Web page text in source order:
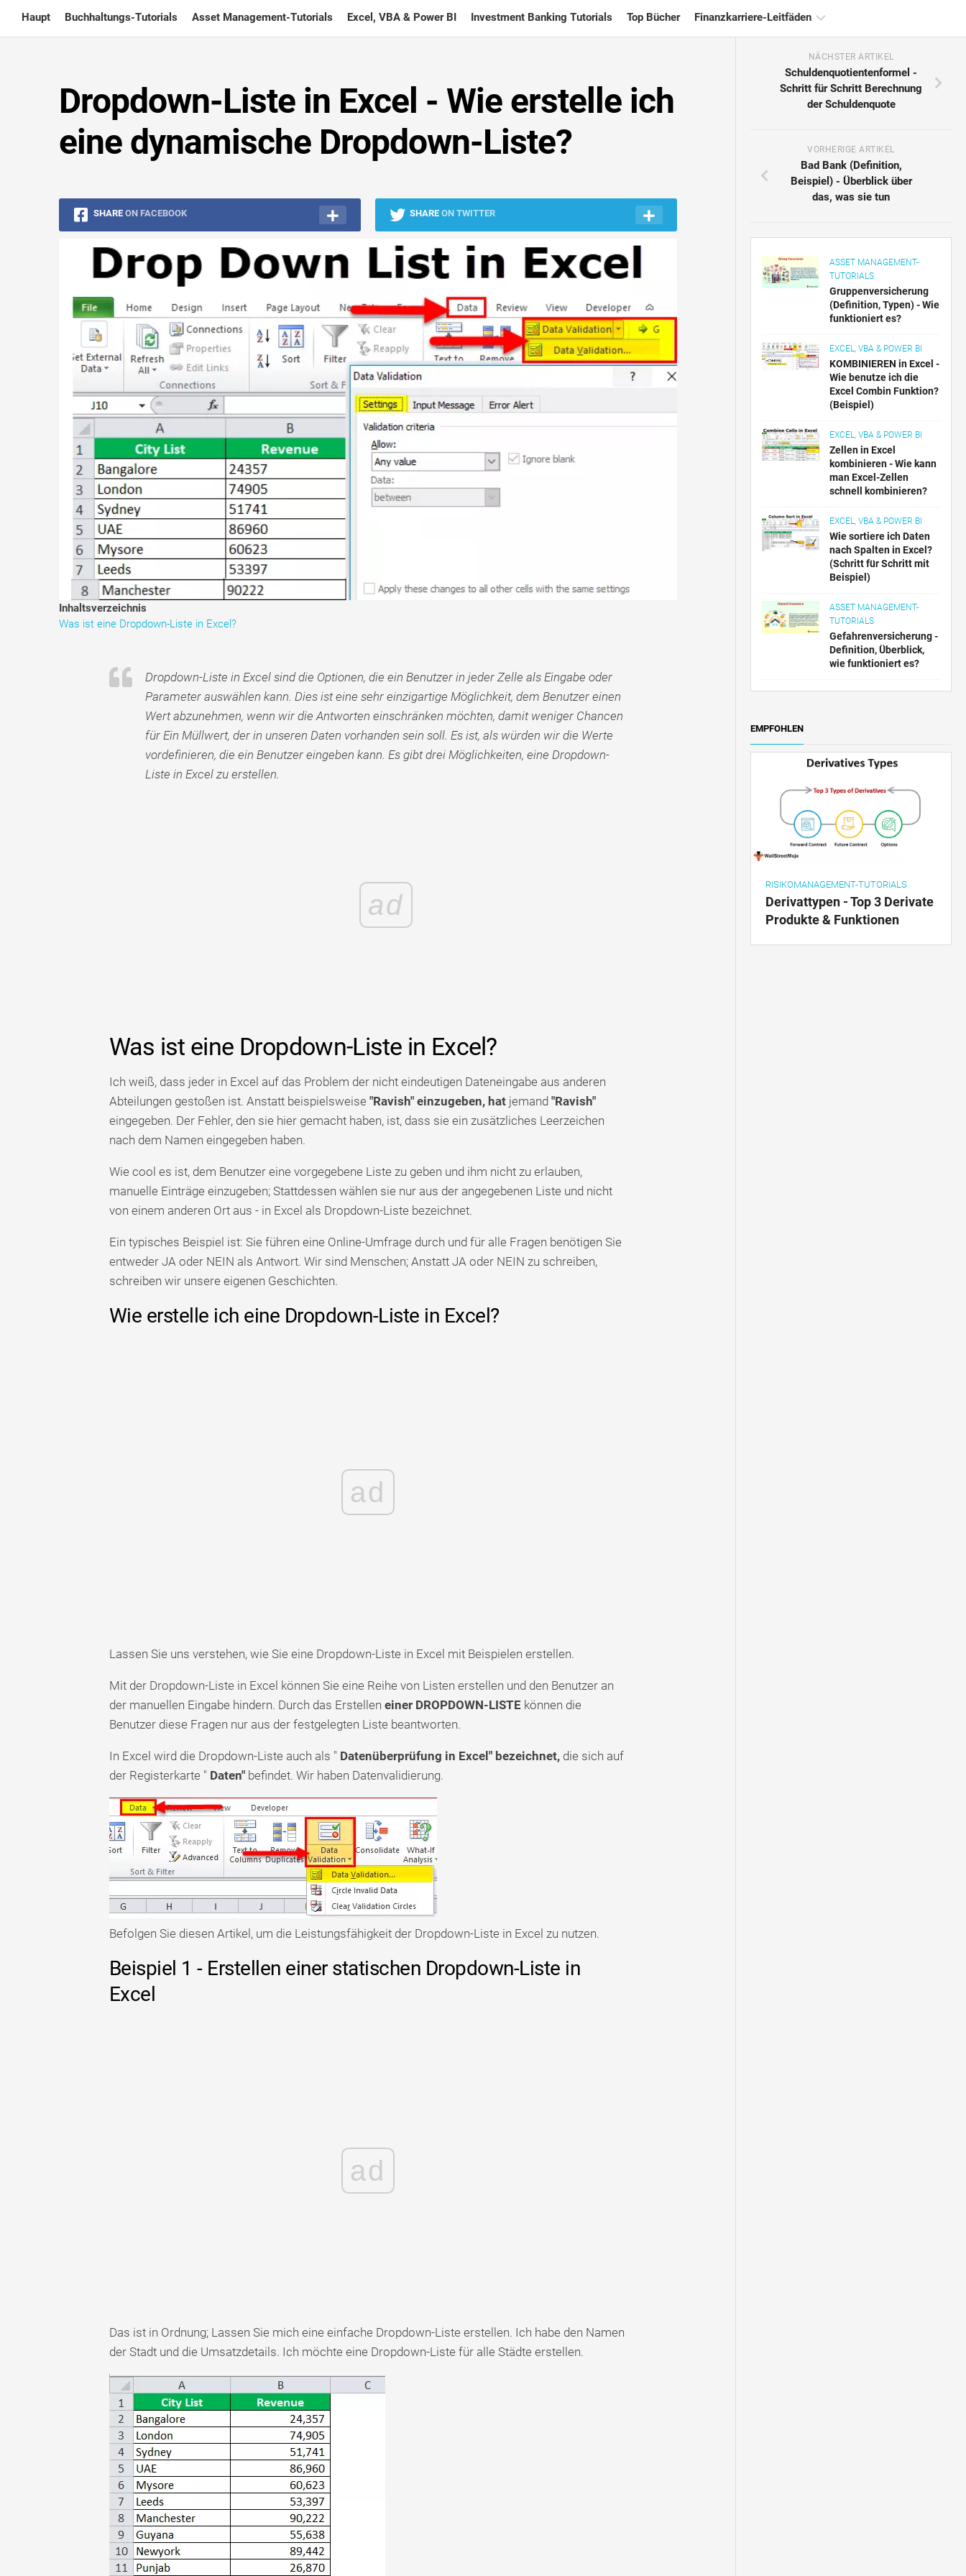
content
Haupt Buchhaltungs-Tutorials Asset Management-Tutorials Excel, VBA & Power BI Investment Banking Tutorials Top Bücher Finanzkarriere-Leitfäden
Risikomanagement-
Dropdown-Liste in Excel - Wie erstelle ich
eine dynamische Dropdown-Liste?
SHARE ON FACEBOOK SHARE ON TWITTER
Inhaltsverzeichnis
Was ist eine Dropdown-Liste in Excel?
Dropdown-Liste in Excel sind die Optionen, die ein Benutzer in jeder Zelle als Eingabe oder
Parameter auswählen kann. Dies ist eine sehr einzigartige Möglichkeit, dem Benutzer einen
Wert abzunehmen, wenn wir die Antworten einschränken möchten, damit weniger Chancen
für Ein Müllwert, der in unseren Daten vorhanden sein soll. Es ist, als würden wir die Werte
vordefinieren, die ein Benutzer eingeben kann. Es gibt drei Möglichkeiten, eine Dropdown-
Liste in Excel zu erstellen.
ad
Was ist eine Dropdown-Liste in Excel?
Ich weiß, dass jeder in Excel auf das Problem der nicht eindeutigen Dateneingabe aus anderen
Abteilungen gestoßen ist. Anstatt beispielsweise "Ravish" einzugeben, hatjemand "Ravish"
eingegeben. Der Fehler, den sie hier gemacht haben, ist, dass sie ein zusätzliches Leerzeichen
nach dem Namen eingegeben haben.
Wie cool es ist, dem Benutzer eine vorgegebene Liste zu geben und ihm nicht zu erlauben,
manuelle Einträge einzugeben; Stattdessen wählen sie nur aus der angegebenen Liste und nicht
von einem anderen Ort aus - in Excel als Dropdown-Liste bezeichnet.
Ein typisches Beispiel ist: Sie führen eine Online-Umfrage durch und für alle Fragen benötigen Sie
entweder JA oder NEIN als Antwort. Wir sind Menschen; Anstatt JA oder NEIN zu schreiben,
schreiben wir unsere eigenen Geschichten.
Wie erstelle ich eine Dropdown-Liste in Excel?
ad
Lassen Sie uns verstehen, wie Sie eine Dropdown-Liste in Excel mit Beispielen erstellen.
Mit der Dropdown-Liste in Excel können Sie eine Reihe von Listen erstellen und den Benutzer an
der manuellen Eingabe hindern. Durch das Erstellen einer DROPDOWN-LISTEkönnen die
Benutzer diese Fragen nur aus der festgelegten Liste beantworten.
In Excel wird die Dropdown-Liste auch als " Datenüberprüfung in Excel" bezeichnet,die sich auf
der Registerkarte " Daten"befindet. Wir haben Datenvalidierung.
Befolgen Sie diesen Artikel, um die Leistungsfähigkeit der Dropdown-Liste in Excel zu nutzen.
Beispiel 1 - Erstellen einer statischen Dropdown-Liste in
Excel
ad
Das ist in Ordnung; Lassen Sie mich eine einfache Dropdown-Liste erstellen. Ich habe den Namen
der Stadt und die Umsatzdetails. Ich möchte eine Dropdown-Liste für alle Städte erstellen.
NÄCHSTER ARTIKEL
Schuldenquotientenformel -
Schritt für Schritt Berechnung
der Schuldenquote
VORHERIGE ARTIKEL
Bad Bank (Definition,
Beispiel) - Überblick über
das, was sie tun
ASSET MANAGEMENT-
TUTORIALS
Gruppenversicherung
(Definition, Typen) - Wie
funktioniert es?
EXCEL, VBA & POWER BI
KOMBINIEREN in Excel -
Wie benutze ich die
Excel Combin Funktion?
(Beispiel)
EXCEL, VBA & POWER BI
Zellen in Excel
kombinieren - Wie kann
man Excel-Zellen
schnell kombinieren?
EXCEL, VBA & POWER BI
Wie sortiere ich Daten
nach Spalten in Excel?
(Schritt für Schritt mit
Beispiel)
ASSET MANAGEMENT-
TUTORIALS
Gefahrenversicherung -
Definition, Überblick,
wie funktioniert es?
EMPFOHLEN
RISIKOMANAGEMENT-TUTORIALS
Derivattypen - Top 3 Derivate
Produkte & Funktionen